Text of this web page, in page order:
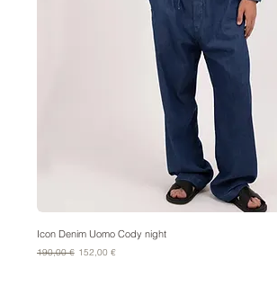
Icon Denim Uomo Cody night
Prezzo regolare
190,00 € Prezzo scontato
152,00 €